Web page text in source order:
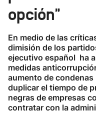
opción"
En medio de las
dimisión de los
ejecutivo español ha
medidas
aumento de
duplicar el tiempo de
negras de empresas
contratar con la